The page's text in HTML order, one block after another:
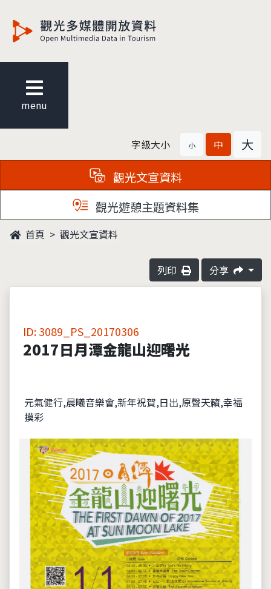
menu
字級大小 小 中 大
觀光文宣資料
觀光遊憩主題資料集
首頁 觀光文宣資料
列印 分享
ID: 3089_PS_20170306
2017日月潭金龍山迎曙光
元氣健行,晨曦音樂會,新年祝賀,日出,原聲天籟,幸福
摸彩